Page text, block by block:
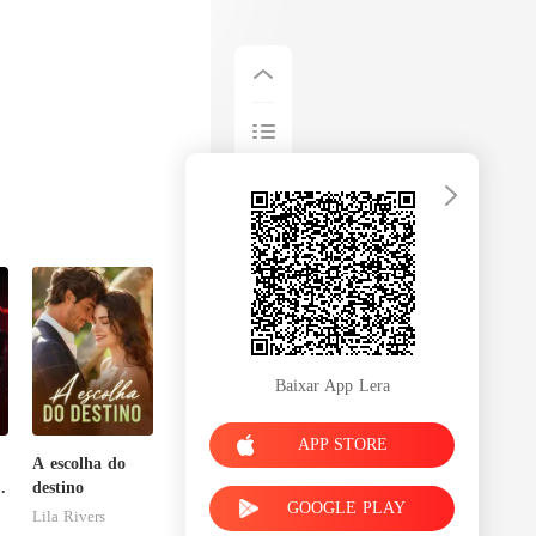
A escolha do
destino
Lila Rivers
Baixar App Lera
APP STORE
GOOGLE PLAY